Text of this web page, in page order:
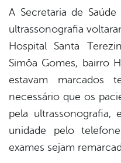
A Secretaria de
ultrassonografia
Hospital Santa
Simôa Gomes, bairro
estavam marcados
necessário que os
pela
unidade pelo
exames sejam